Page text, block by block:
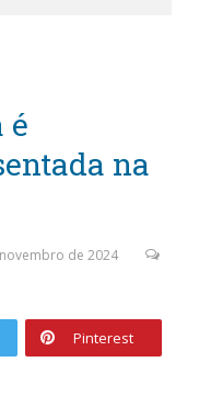
é
na
de 2024
Pinterest